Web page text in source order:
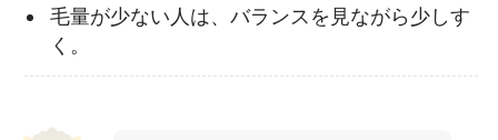
毛量が少ない人は、バランスを見ながら少しす
く。